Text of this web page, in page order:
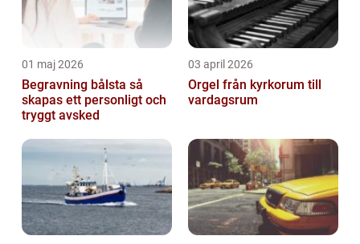
01 maj 2026
Begravning bålsta så
skapas ett personligt och
tryggt avsked
03 april 2026
Orgel från kyrkorum till
vardagsrum